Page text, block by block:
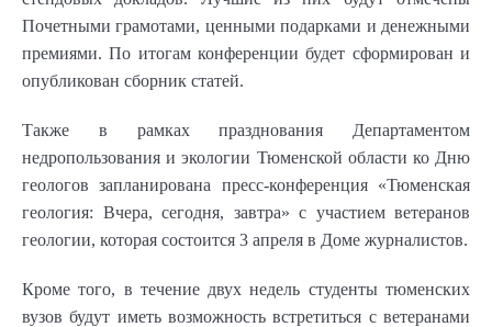
Почетными грамотами, ценными подарками и денежными
премиями. По итогам конференции будет сформирован и
опубликован сборник статей.
Также в рамках празднования Департаментом
недропользования и экологии Тюменской области ко Дню
геологов запланирована пресс-конференция «Тюменская
геология: Вчера, сегодня, завтра» с участием ветеранов
геологии, которая состоится 3 апреля в Доме журналистов.
Кроме того, в течение двух недель студенты тюменских
вузов будут иметь возможность встретиться с ветеранами